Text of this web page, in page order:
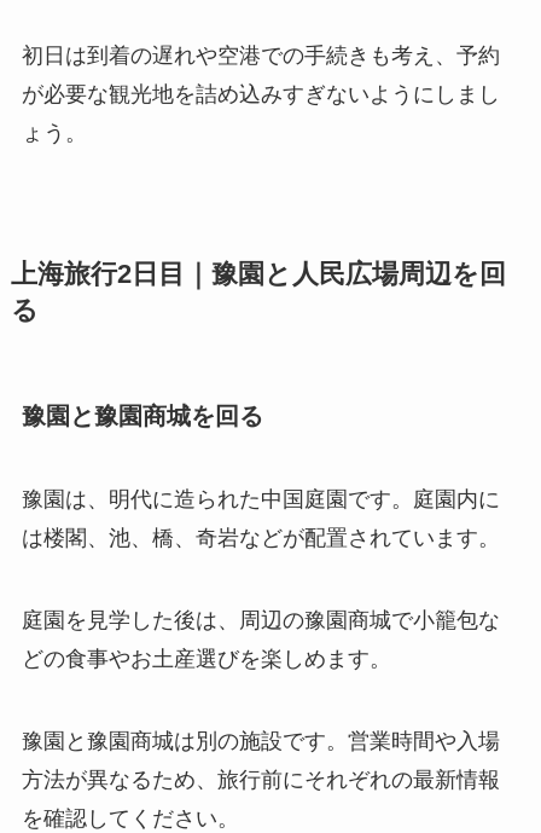
初日は到着の遅れや空港での手続きも考え、予約
が必要な観光地を詰め込みすぎないようにしまし
ょう。
上海旅行2日目｜豫園と人民広場周辺を回
る
豫園と豫園商城を回る
豫園は、明代に造られた中国庭園です。庭園内に
は楼閣、池、橋、奇岩などが配置されています。
庭園を見学した後は、周辺の豫園商城で小籠包な
どの食事やお土産選びを楽しめます。
豫園と豫園商城は別の施設です。営業時間や入場
方法が異なるため、旅行前にそれぞれの最新情報
を確認してください。